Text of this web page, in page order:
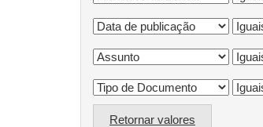
Retornar valores